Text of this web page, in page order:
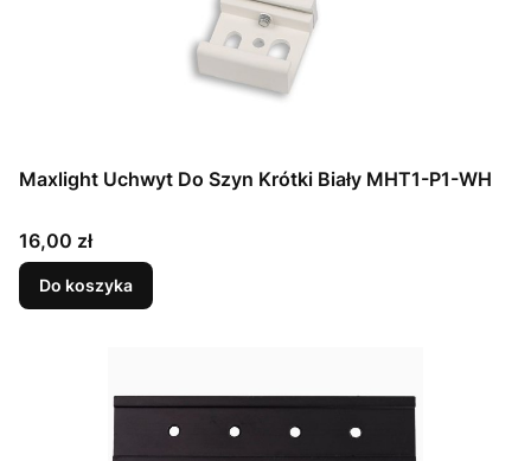
Maxlight Uchwyt Do Szyn Krótki Biały MHT1-P1-WH
Cena
16,00 zł
Do koszyka